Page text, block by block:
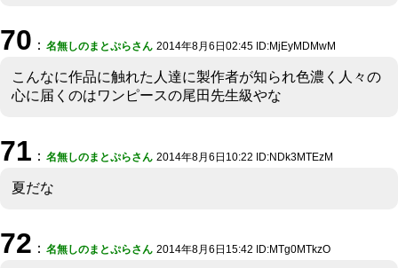
70 ： 名無しのまとぷらさん 2014年8月6日02:45 ID:MjEyMDMwM
こんなに作品に触れた人達に製作者が知られ色濃く人々の
心に届くのはワンピースの尾田先生級やな
71 ： 名無しのまとぷらさん 2014年8月6日10:22 ID:NDk3MTEzM
夏だな
72 ： 名無しのまとぷらさん 2014年8月6日15:42 ID:MTg0MTkzO